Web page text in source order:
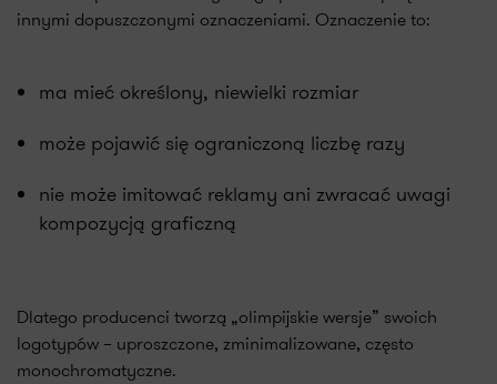
innymi dopuszczonymi oznaczeniami. Oznaczenie to:
ma mieć określony, niewielki rozmiar
może pojawić się ograniczoną liczbę razy
nie może imitować reklamy ani zwracać uwagi
kompozycją graficzną
Dlatego producenci tworzą „olimpijskie wersje” swoich
logotypów – uproszczone, zminimalizowane, często
monochromatyczne.